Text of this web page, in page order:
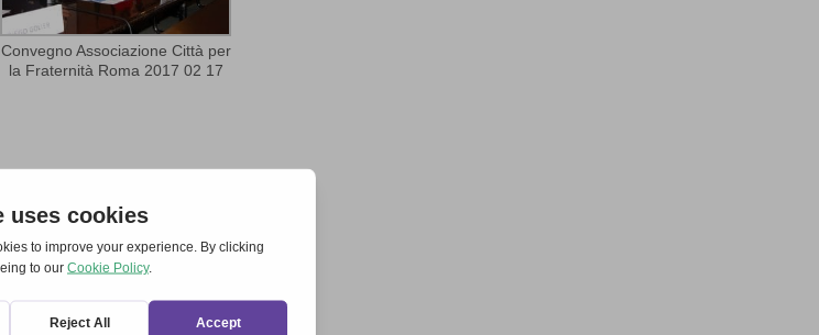
Convegno Associazione Città per
la Fraternità Roma 2017 02 17